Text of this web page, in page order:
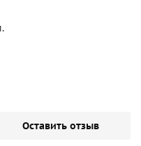
Оставить отзыв